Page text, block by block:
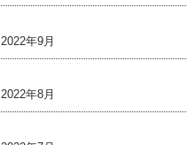
2022年9月
2022年8月